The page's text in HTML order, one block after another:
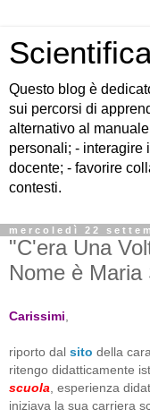
Questo blog è
sui percorsi di
alternativo al
personali; - interagire
docente; - favorire
contesti.
mercoledì 22
"C'era Una
Nome è Maria
Carissimi
riporto dal sito della
ritengo didatticamente
scuola , esperienza
iniziava la sua carriera